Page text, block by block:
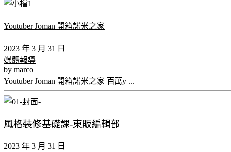
Youtuber Joman 開箱諾米之家
2023 年 3 月 31 日
媒體報導
by marco
Youtuber Joman 開箱諾米之家 百萬y ...
風格裝修基礎課-東販編輯部
2023 年 3 月 31 日